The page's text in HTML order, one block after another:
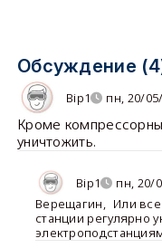
Обсуждение
Bip1 пн, 20/
Кроме
уничтожить.
Bip1
пн, 20/
Верещагин, Или
станции регулярно